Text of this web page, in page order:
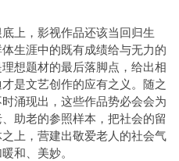
上，影视作品还该当回归生
生涯中的既有成绩给与无力的
想题材的最后落脚点，给出相
是文艺创作的应有之义。随之
涌现出，这些作品势必会会为
助老的参照样本，把社会的留
上，营建出敬爱老人的社会气
和、美妙。